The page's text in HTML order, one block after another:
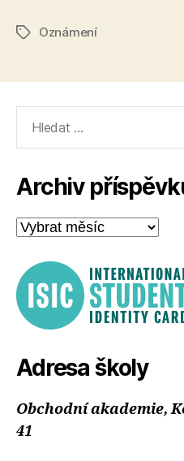
ŠtítkyOznámení
vyhledávání:
Archiv
Archiv
příspěvků
Adresa školy
Obchodní akademie,
41